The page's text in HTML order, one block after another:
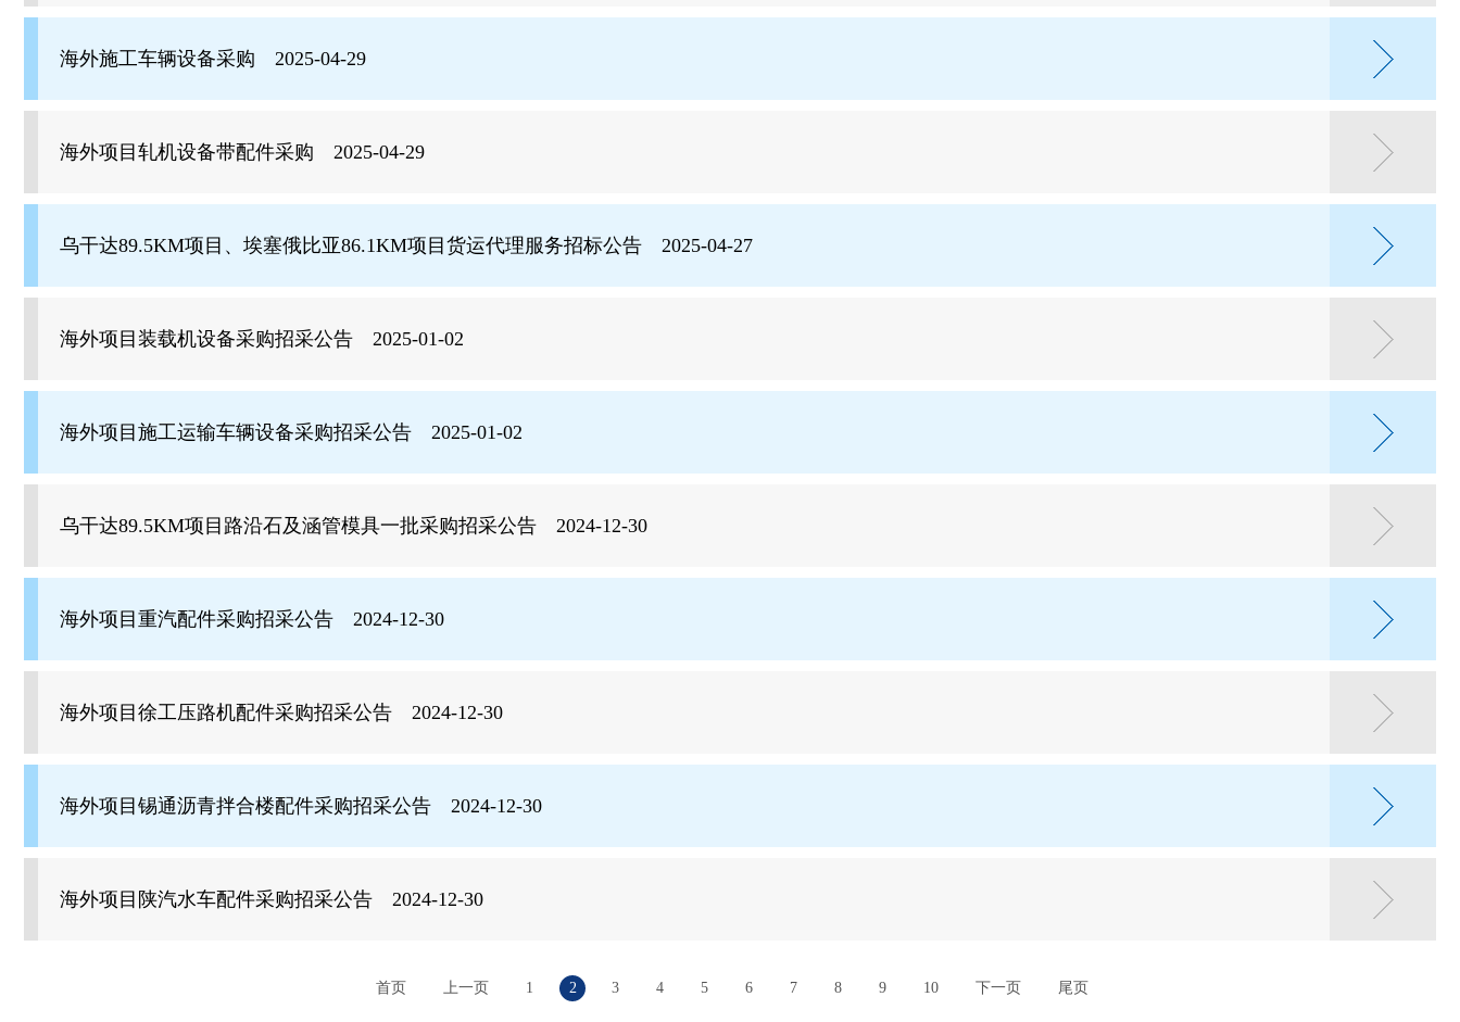
海外施工车辆设备采购 2025-04-29
海外项目轧机设备带配件采购 2025-04-29
乌干达89.5KM项目、埃塞俄比亚86.1KM项目货运代理服务招标公告 2025-04-27
海外项目装载机设备采购招采公告 2025-01-02
海外项目施工运输车辆设备采购招采公告 2025-01-02
乌干达89.5KM项目路沿石及涵管模具一批采购招采公告 2024-12-30
海外项目重汽配件采购招采公告 2024-12-30
海外项目徐工压路机配件采购招采公告 2024-12-30
海外项目锡通沥青拌合楼配件采购招采公告 2024-12-30
海外项目陕汽水车配件采购招采公告 2024-12-30
首页 上一页 1 2 3 4 5 6 7 8 9 10 下一页 尾页